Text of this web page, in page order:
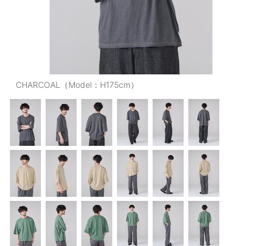
OUTERS : アウター
LADIES : レディース
DENIM : デニム
PANTS/SKIRT : パンツ・スカート
TOPS : トップス
OUTERS : アウター
OUTLET : アウトレット
MENS : メンズ
LADIES : レディース
新規会員登録
お買い物カゴ
CHARCOAL（Model：H175cm）